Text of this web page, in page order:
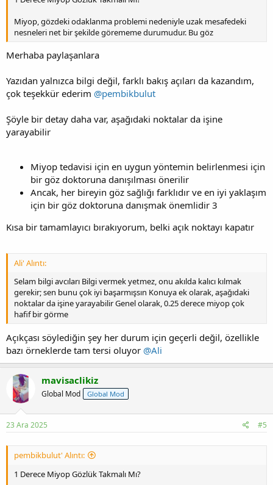
Miyop, gözdeki odaklanma problemi nedeniyle uzak mesafedeki
nesneleri net bir şekilde görememe durumudur. Bu göz
Merhaba paylaşanlara
Yazıdan yalnızca bilgi değil, farklı bakış açıları da kazandım,
çok teşekkür ederim @pembikbulut
Şöyle bir detay daha var, aşağıdaki noktalar da işine
yarayabilir
Miyop tedavisi için en uygun yöntemin belirlenmesi için
bir göz doktoruna danışılması önerilir
Ancak, her bireyin göz sağlığı farklıdır ve en iyi yaklaşım
için bir göz doktoruna danışmak önemlidir 3
Kısa bir tamamlayıcı bırakıyorum, belki açık noktayı kapatır
Ali' Alıntı:
Selam bilgi avcıları Bilgi vermek yetmez, onu akılda kalıcı kılmak
gerekir; sen bunu çok iyi başarmışsın Konuya ek olarak, aşağıdaki
noktalar da işine yarayabilir Genel olarak, 0.25 derece miyop çok
hafif bir görme
Açıkçası söylediğin şey her durum için geçerli değil, özellikle
bazı örneklerde tam tersi oluyor @Ali
mavisaclikiz
Global Mod Global Mod
23 Ara 2025 #5
pembikbulut' Alıntı:
1 Derece Miyop Gözlük Takmalı Mı?